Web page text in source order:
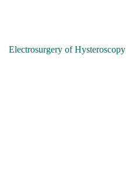
Electrosurgery of Hysteroscopy